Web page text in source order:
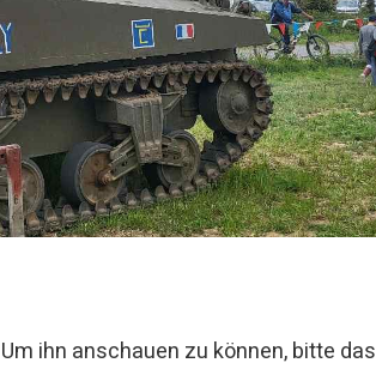
ihn anschauen zu können, bitte das